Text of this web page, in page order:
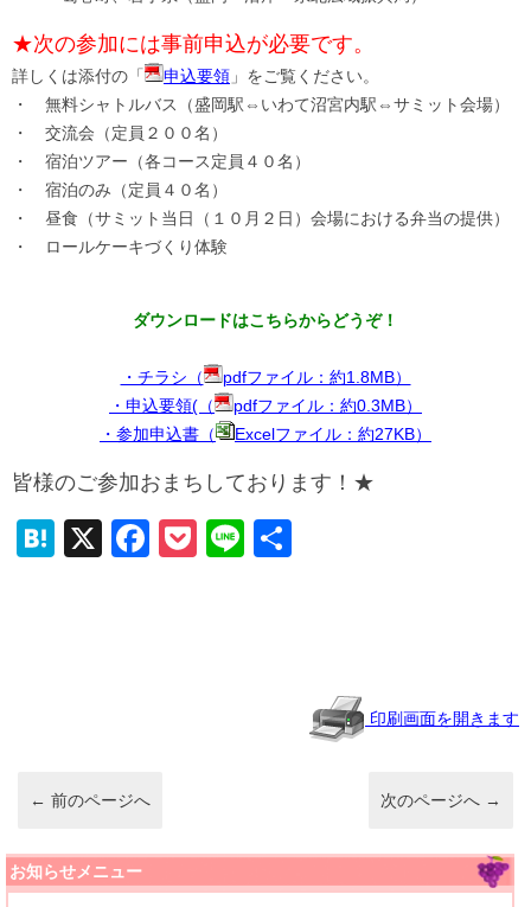
★次の参加には事前申込が必要です。
詳しくは添付の「 申込要領 」をご覧ください。
・ 無料シャトルバス（盛岡駅⇔いわて沼宮内駅⇔サミット会場）
・ 交流会（定員２００名）
・ 宿泊ツアー（各コース定員４０名）
・ 宿泊のみ（定員４０名）
・ 昼食（サミット当日（１０月２日）会場における弁当の提供）
・ ロールケーキづくり体験
ダウンロードはこちらからどうぞ！
・チラシ（
pdfファイル：約1.8MB）
・申込要領(（
pdfファイル：約0.3MB）
・参加申込書（
Excelファイル：約27KB）
皆様のご参加おまちしております！★
H
X
F
k
P
Li
印刷画面を開きます
← 前のページへ 次のページへ →
お知らせメニュー